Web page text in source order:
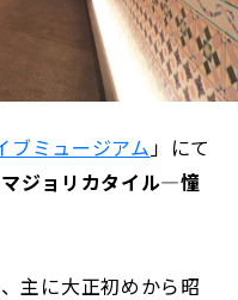
ブミュージアム」にて
ジョリカタイル―憧
主に大正初めから昭